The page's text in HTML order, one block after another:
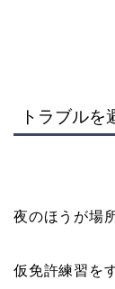
トラブルを
夜のほうが場
仮免許練習を